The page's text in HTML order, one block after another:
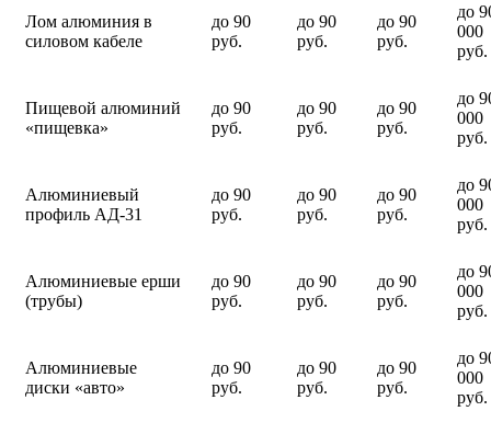
Лом алюминия в
силовом кабеле
до 90
руб.
до 90
руб.
до 90
руб.
до
000
руб.
Пищевой алюминий
«пищевка»
до 90
руб.
до 90
руб.
до 90
руб.
до
000
руб.
Алюминиевый
профиль АД-31
до 90
руб.
до 90
руб.
до 90
руб.
до
000
руб.
Алюминиевые ерши
(трубы)
до 90
руб.
до 90
руб.
до 90
руб.
до
000
руб.
Алюминиевые
диски «авто»
до 90
руб.
до 90
руб.
до 90
руб.
до
000
руб.